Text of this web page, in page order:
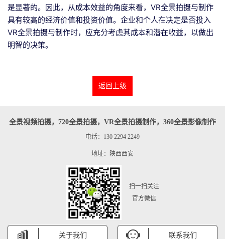
是显著的。因此，从成本效益的角度来看，VR全景拍摄与制作
具有较高的经济价值和投资价值。企业和个人在决定是否投入
VR全景拍摄与制作时，应充分考虑其成本和潜在收益，以做出
明智的决策。
返回上级
全景视频拍摄，720全景拍摄，VR全景拍摄制作，360全景影像制作
电话：130 2294 2249
地址：陕西西安
扫一扫关注
官方微信
关于我们 联系我们